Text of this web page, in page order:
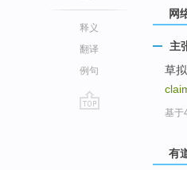
释义
翻译
例句
网
主
草
基于
有